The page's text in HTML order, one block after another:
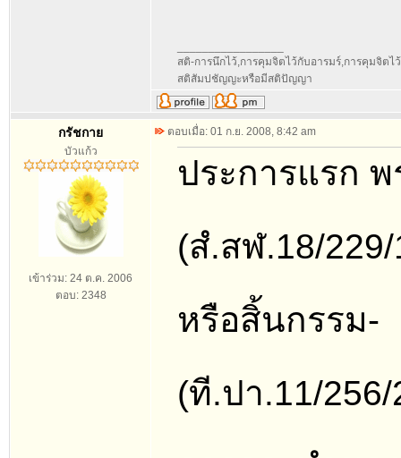
สติ-การนึกไว้,การคุมจิตไว้กับอารมร์,การคุมจิต
สติสัมปชัญญะหรือมีสติปัญญา
กรัชกาย
บัวแก้ว
เข้าร่วม: 24 ต.ค. 2006
ตอบ: 2348
ตอบเมื่อ: 01 ก.ย. 2008, 8:42 am
ประการแรก
(สํ.สฬ.18/229/
หรือสิ้นกรรม-
(ที.ปา.11/